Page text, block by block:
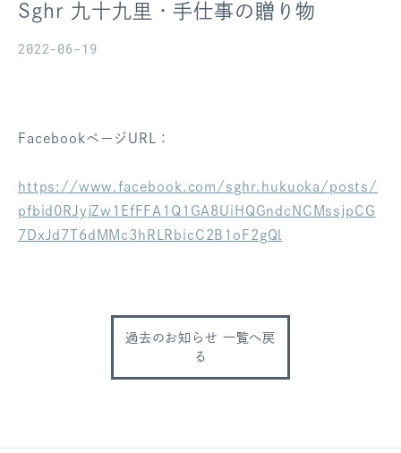
お気に入り
ログアウト
Sghr 九十九里・手仕事の贈り物
2022-06-19
FacebookページURL：
https://www.facebook.com/sghr.hukuoka/posts/
pfbid0RJyjZw1EfFFA1Q1GA8UiHQGndcNCMssjpCG
7DxJd7T6dMMc3hRLRbicC2B1oF2gQl
過去のお知らせ 一覧へ戻
る